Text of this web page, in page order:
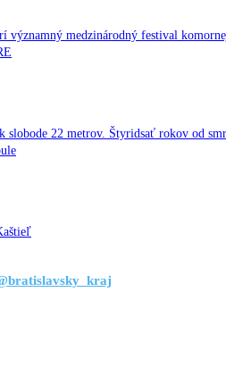
významný medzinárodný festival
slobode 22 metrov. Štyridsať rokov od